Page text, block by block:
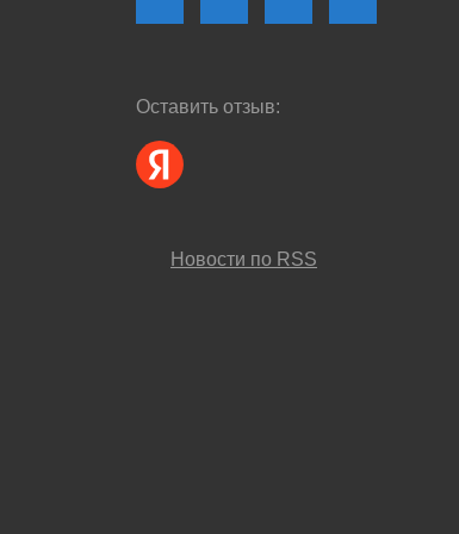
Оставить отзыв:
Новости по RSS